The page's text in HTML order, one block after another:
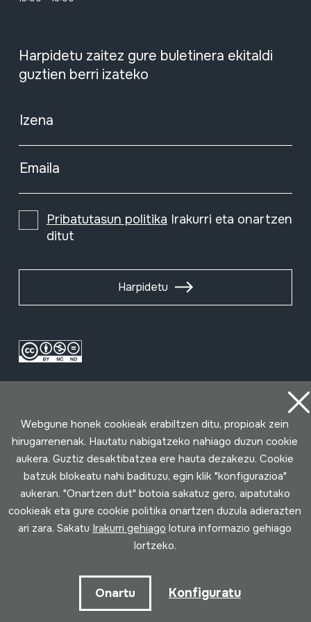
Harpidetu zaitez gure buletinera ekitaldi
guztien berri izateko
Izena
Emaila
Pribatutasun politika Irakurri eta onartzen
ditut
Harpidetu
Webgune honek cookieak erabiltzen ditu, propioak zein
hirugarrenenak. Hautatu nabigatzeko nahiago duzun cookie
aukera. Guztiz desaktibatzea ere hauta dezakezu. Cookie
batzuk blokeatu nahi badituzu, egin klik "konfigurazioa"
aukeran. "Onartzen dut" botoia sakatuz gero, aipatutako
cookieak eta gure cookie politika onartzen duzula adierazten
ari zara. Sakatu Irakurri gehiago lotura informazio gehiago
lortzeko.
Onartu Konfiguratu